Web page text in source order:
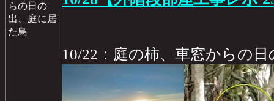
らの日の
出、庭に居
た鳥
10/22：庭の柿、車窓からの